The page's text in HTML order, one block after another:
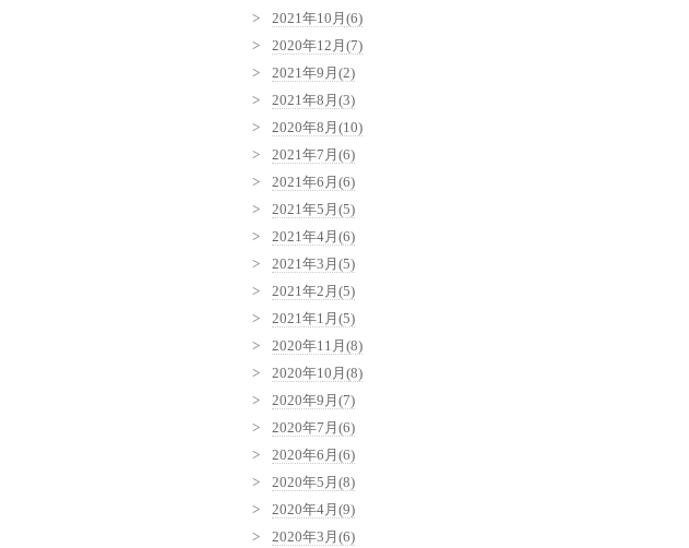
2021年10月(6)
2020年12月(7)
2021年9月(2)
2021年8月(3)
2020年8月(10)
2021年7月(6)
2021年6月(6)
2021年5月(5)
2021年4月(6)
2021年3月(5)
2021年2月(5)
2021年1月(5)
2020年11月(8)
2020年10月(8)
2020年9月(7)
2020年7月(6)
2020年6月(6)
2020年5月(8)
2020年4月(9)
2020年3月(6)